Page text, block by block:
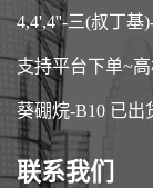
4,4',4''-三(叔丁基
支持平台下单~
葵硼烷-B10 已出
联系我们